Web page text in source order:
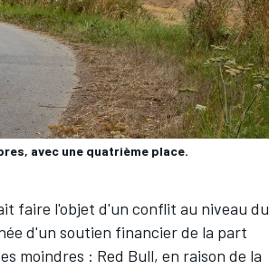
avec une quatrième place.
faire l'objet d'un conflit au niveau du
d'un soutien financier de la part
moindres : Red Bull, en raison de la